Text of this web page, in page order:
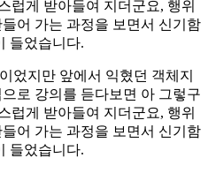
럽게 받아들여 지더군요, 행위
어 가는 과정을 보면서 신기함
들었습니다.
었지만 앞에서 익혔던 객체지
로 강의를 듣다보면 아 그렇구
럽게 받아들여 지더군요, 행위
어 가는 과정을 보면서 신기함
들었습니다.